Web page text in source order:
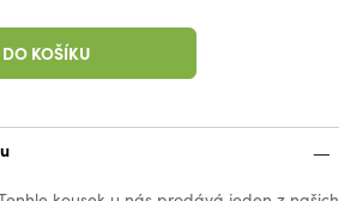
KOŠÍKU